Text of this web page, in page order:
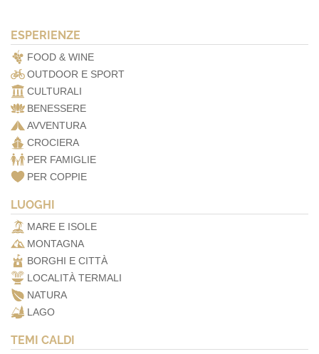
ESPERIENZE
FOOD & WINE
OUTDOOR E SPORT
CULTURALI
BENESSERE
AVVENTURA
CROCIERA
PER FAMIGLIE
PER COPPIE
LUOGHI
MARE E ISOLE
MONTAGNA
BORGHI E CITTÀ
LOCALITÀ TERMALI
NATURA
LAGO
TEMI CALDI